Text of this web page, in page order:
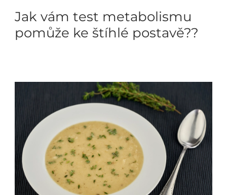
Jak vám test metabolismu
pomůže ke štíhlé postavě??